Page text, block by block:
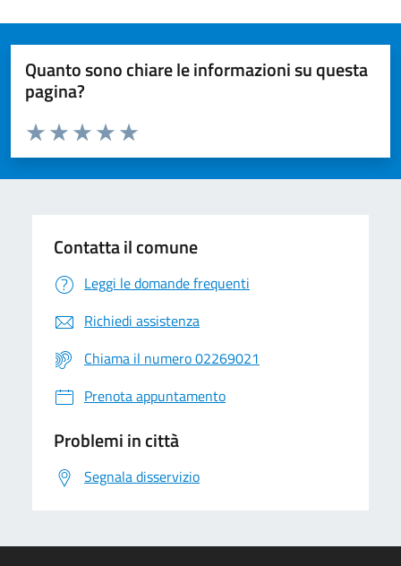
Quanto sono chiare le informazioni su questa
pagina?
Valuta da 1 a 5 stelle la pagina
Valuta 5 stelle su 5
Valuta 4 stelle su 5
Valuta 3 stelle su 5
Valuta 2 stelle su 5
Valuta 1 stelle su 5
Contatta il comune
Leggi le domande frequenti
Richiedi assistenza
Chiama il numero 02269021
Prenota appuntamento
Problemi in città
Segnala disservizio